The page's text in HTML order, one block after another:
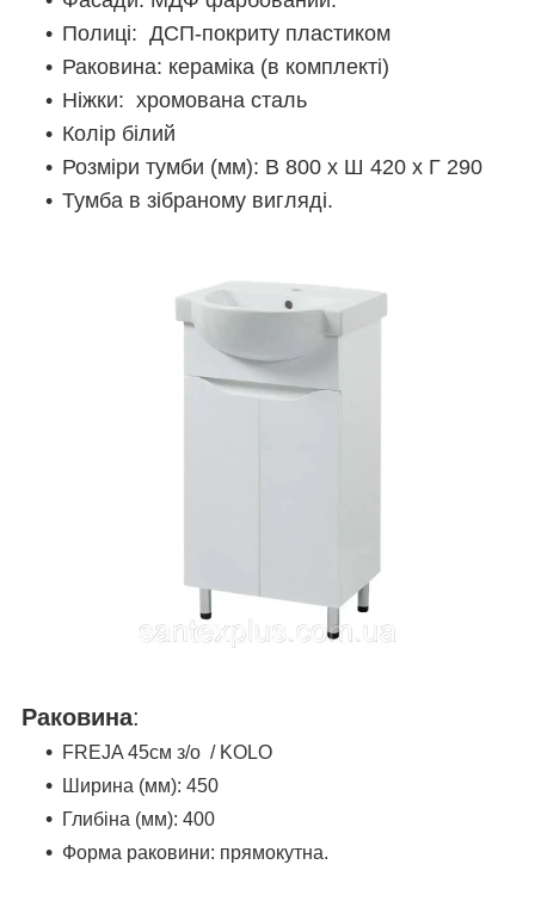
Полиці: ДСП-покриту пластиком
Раковина: кераміка (в комплекті)
Ніжки: хромована сталь
Колір білий
Розміри тумби (мм): В 800 х Ш 420 х Г 290
Тумба в зібраному вигляді.
Раковина:
FREJA 45см з/о / KOLO
Ширина (мм): 450
Глибіна (мм): 400
Форма раковини: прямокутна.